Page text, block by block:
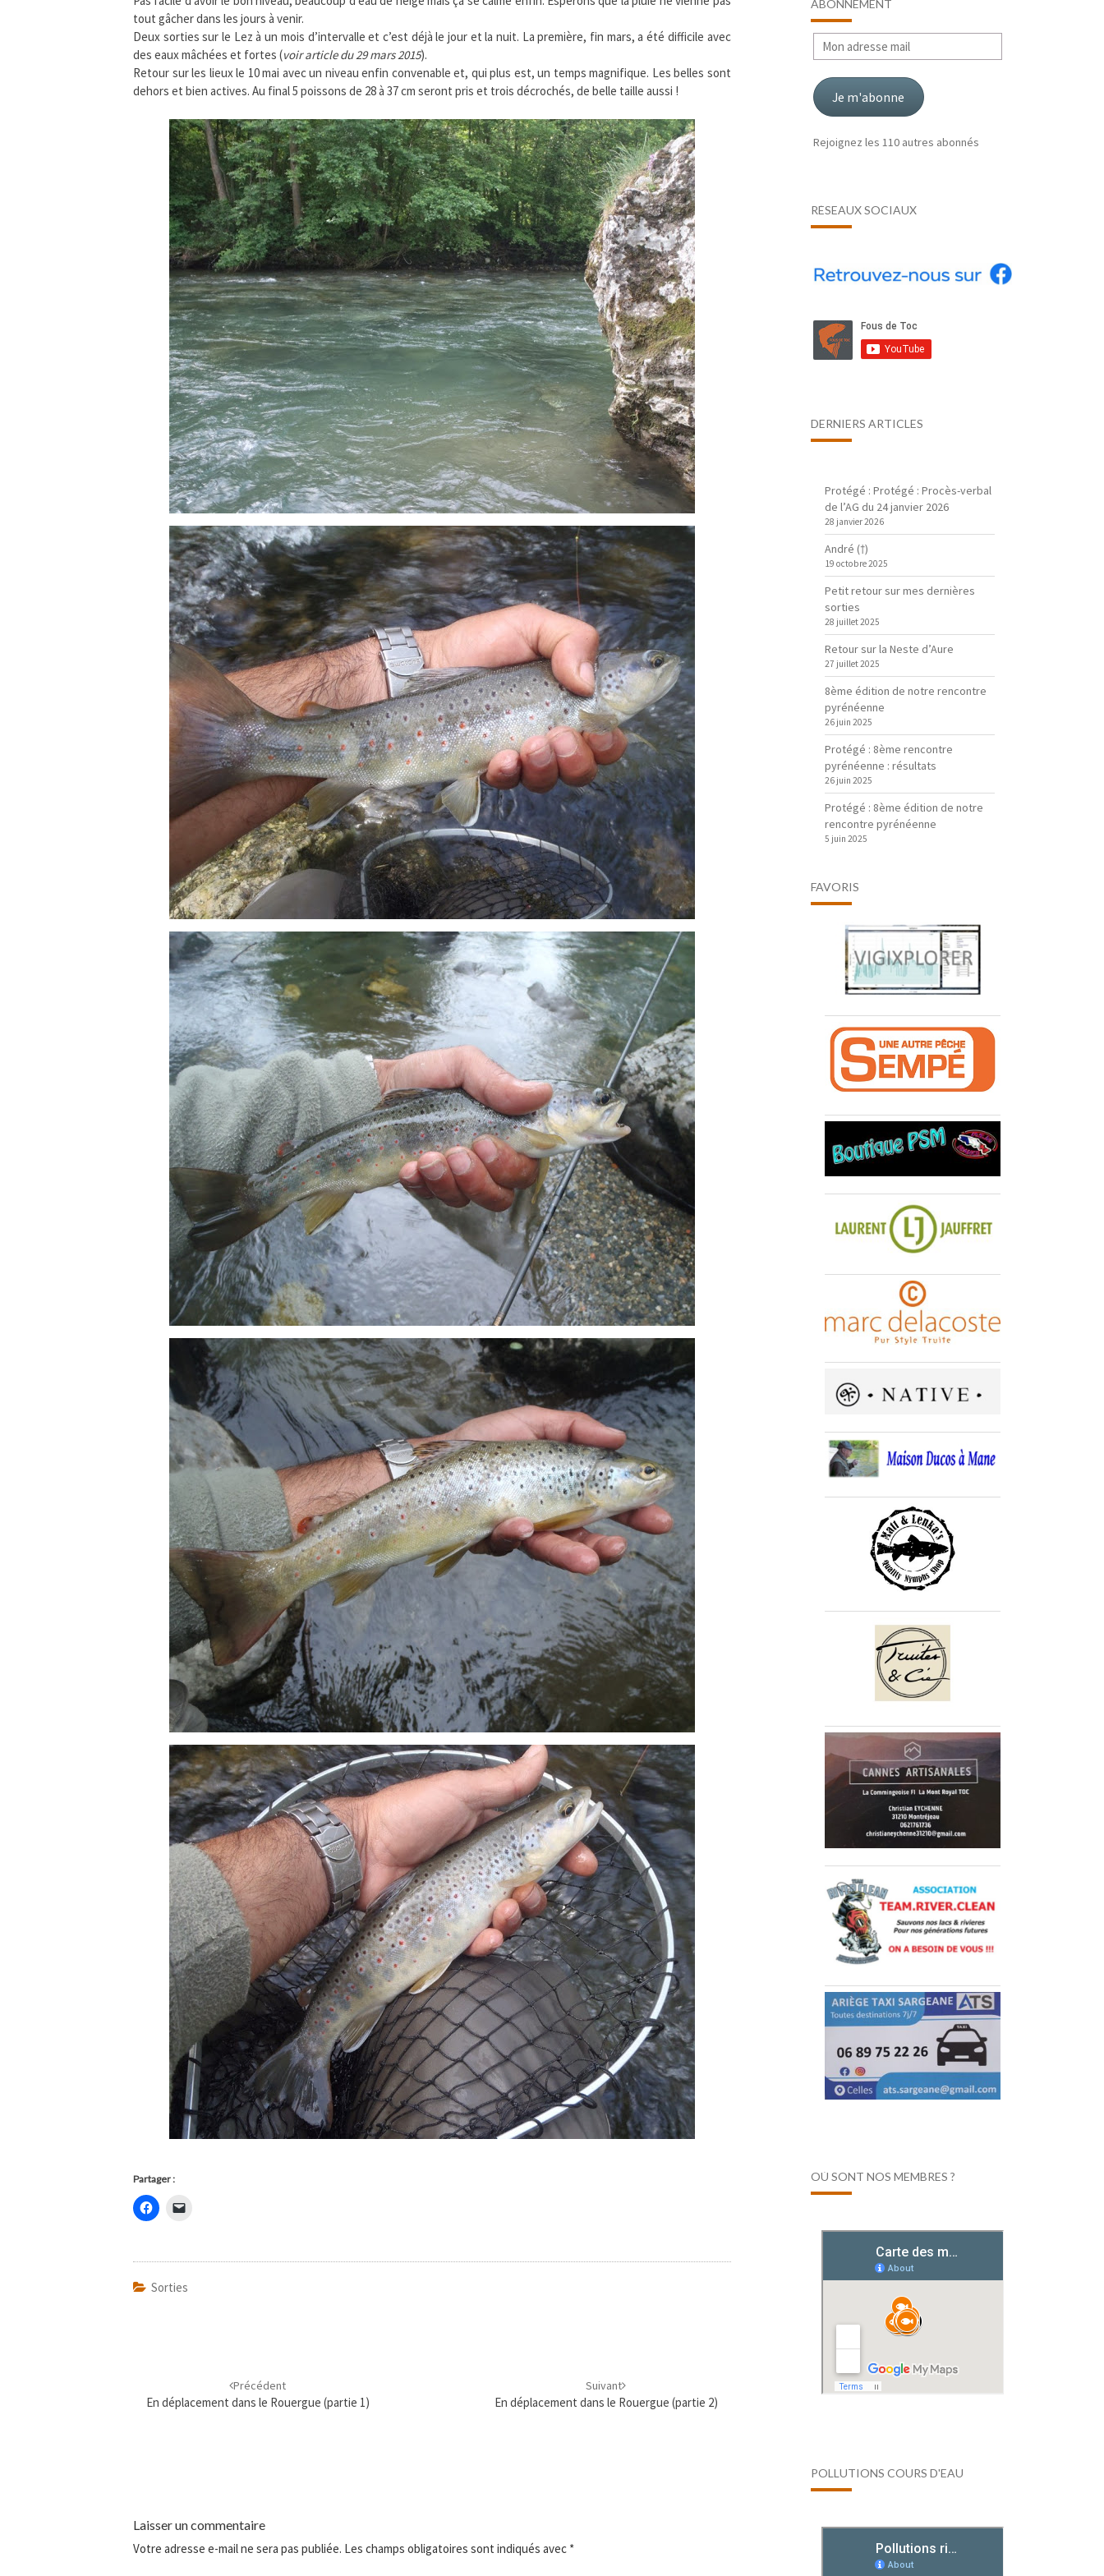
tout gâcher dans les jours à venir.
Deux sorties sur le Lez à un mois d’intervalle et c’est déjà le jour et la nuit. La première, fin mars, a été difficile avec
des eaux mâchées et fortes (voir article du 29 mars 2015).
Retour sur les lieux le 10 mai avec un niveau enfin convenable et, qui plus est, un temps magnifique. Les belles sont
dehors et bien actives. Au final 5 poissons de 28 à 37 cm seront pris et trois décrochés, de belle taille aussi !
Partager :
Sorties
Précédent
En déplacement dans le Rouergue (partie 1)
Suivant
En déplacement dans le Rouergue (partie 2)
Laisser un commentaire
Votre adresse e-mail ne sera pas publiée. Les champs obligatoires sont indiqués avec *
ABONNEMENT
Mon
adresse
mail
Je m'abonne
Rejoignez les 110 autres abonnés
RÉSEAUX SOCIAUX
DERNIERS ARTICLES
Protégé : Protégé : Procès-verbal
de l’AG du 24 janvier 2026
28 janvier 2026
André (†)
19 octobre 2025
Petit retour sur mes dernières
sorties
28 juillet 2025
Retour sur la Neste d’Aure
27 juillet 2025
8ème édition de notre rencontre
pyrénéenne
26 juin 2025
Protégé : 8ème rencontre
pyrénéenne : résultats
26 juin 2025
Protégé : 8ème édition de notre
rencontre pyrénéenne
5 juin 2025
FAVORIS
OÙ SONT NOS MEMBRES ?
POLLUTIONS COURS D'EAU